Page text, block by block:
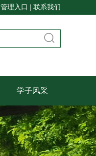
管理入口 联系我们
学子风采